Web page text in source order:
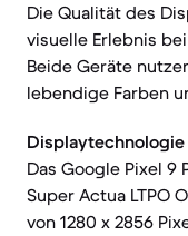
Die Qualität des
visuelle Erlebnis
Beide Geräte
lebendige Farben
Das Google Pixel
Super Actua LTPO
von 1280 x 2856